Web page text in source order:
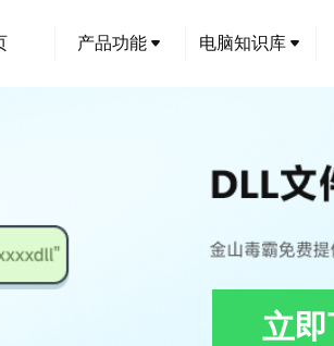
产品功能 电脑知识库
立